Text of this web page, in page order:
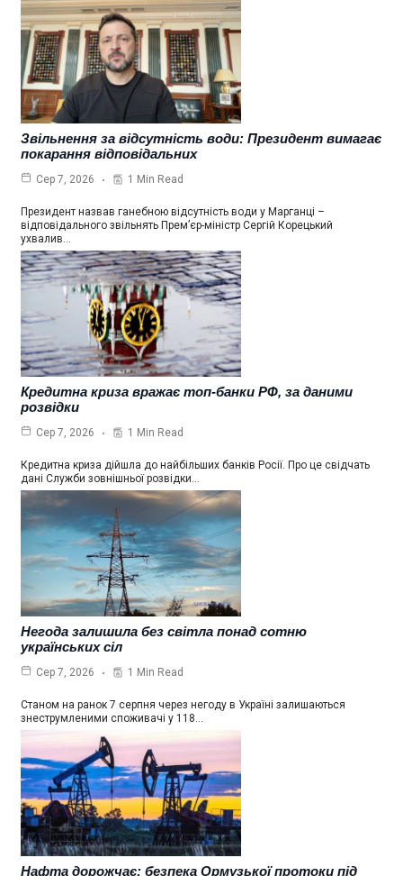
Звільнення за відсутність води: Президент вимагає
покарання відповідальних
Сер 7, 2026 1 Min Read
Президент назвав ганебною відсутність води у Марганці –
відповідального звільнять Прем’єр-міністр Сергій Корецький
ухвалив…
Кредитна криза вражає топ-банки РФ, за даними
розвідки
Сер 7, 2026 1 Min Read
Кредитна криза дійшла до найбільших банків Росії. Про це свідчать
дані Служби зовнішньої розвідки…
Негода залишила без світла понад сотню
українських сіл
Сер 7, 2026 1 Min Read
Станом на ранок 7 серпня через негоду в Україні залишаються
знеструмленими споживачі у 118…
Нафта дорожчає: безпека Ормузької протоки під